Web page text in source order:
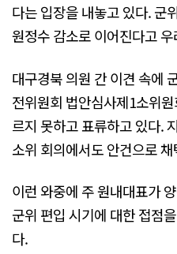
다는 입장을 내놓고 있다. 군
원정수 감소로 이어진다고
대구경북 의원 간 이견 속에
전위원회 법안심사제1소위
르지 못하고 표류하고 있다.
소위 회의에서도 안건으로
이런 와중에 주 원내대표가
군위 편입 시기에 대한 접점
다.